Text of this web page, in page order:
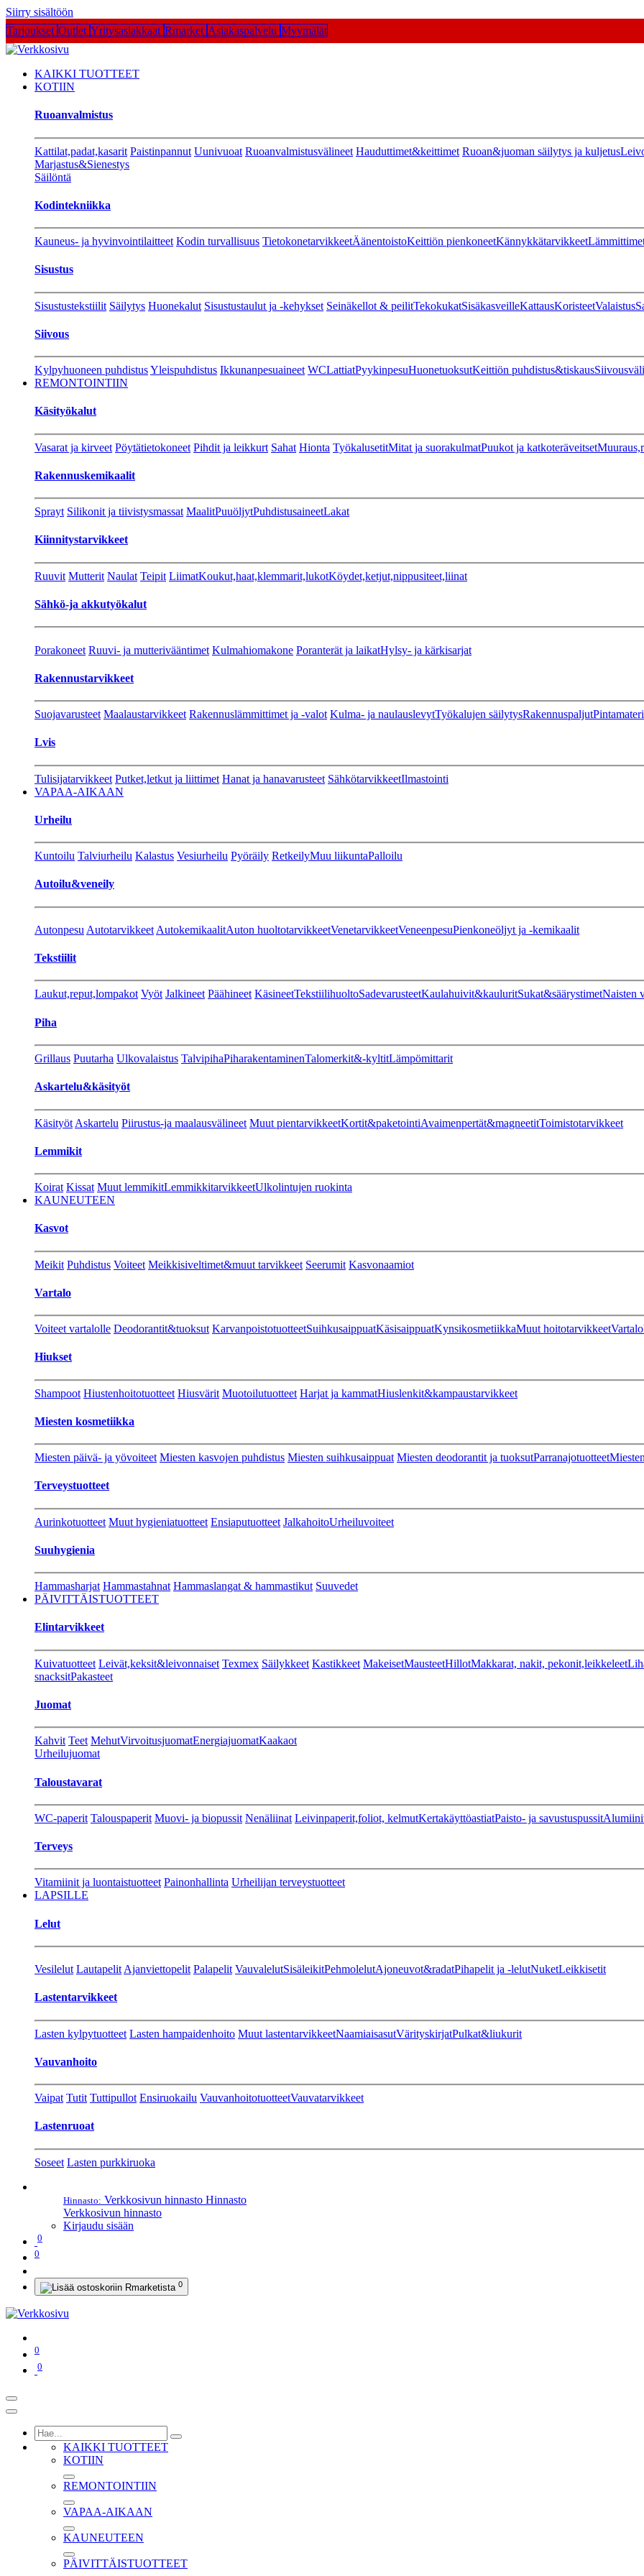
Siirry sisältöön
Tarjoukset Outlet Yritysasiakkaat Rmarket Asiakaspalvelu Myymälät
KAIKKI TUOTTEET
KOTIIN
Ruoanvalmistus
Kattilat,padat,kasarit Paistinpannut Uunivuoat Ruoanvalmistusvälineet Hauduttimet&keittimet Ruoan&juoman säilytys ja kuljetus
Marjastus&Sienestys
Säilöntä
Kodintekniikka
Kauneus- ja hyvinvointilaitteet Kodin turvallisuus TietokonetarvikkeetÄänentoistoKeittiön pienkoneetKännykkätarvikkeet
Sisustus
Sisustustekstiilit Säilytys Huonekalut Sisustustaulut ja -kehykset Seinäkellot & peilitTekokukatSisäkasveilleKattausKoristeetValaistus
Siivous
Kylpyhuoneen puhdistusYleispuhdistus Ikkunanpesuaineet WCLattiatPyykinpesuHuonetuoksutKeittiön puhdistus&tiskaus
REMONTOINTIIN
Käsityökalut
Vasarat ja kirveet Pöytätietokoneet Pihdit ja leikkurt Sahat Hionta TyökalusetitMitat ja suorakulmatPuukot ja katkoteräveitset
Rakennuskemikaalit
Sprayt Silikonit ja tiivistysmassat MaalitPuuöljytPuhdistusaineetLakat
Kiinnitystarvikkeet
Ruuvit Mutterit Naulat Teipit LiimatKoukut,haat,klemmarit,lukotKöydet,ketjut,nippusiteet,liinat
Sähkö-ja akkutyökalut
Porakoneet Ruuvi- ja mutterivääntimet Kulmahiomakone Poranterät ja laikatHylsy- ja kärkisarjat
Rakennustarvikkeet
Suojavarusteet Maalaustarvikkeet Rakennuslämmittimet ja -valot Kulma- ja naulauslevytTyökalujen säilytysRakennuspaljut
Lvis
Tulisijatarvikkeet Putket,letkut ja liittimet Hanat ja hanavarusteet SähkötarvikkeetIlmastointi
VAPAA-AIKAAN
Urheilu
Kuntoilu Talviurheilu Kalastus Vesiurheilu Pyöräily RetkeilyMuu liikuntaPalloilu
Autoilu&veneily
Autonpesu Autotarvikkeet AutokemikaalitAuton huoltotarvikkeetVenetarvikkeetVeneenpesuPienkoneöljyt ja -kemikaalit
Tekstiilit
Laukut,reput,lompakot Vyöt Jalkineet Päähineet KäsineetTekstiilihuoltoSadevarusteetKaulahuivit&kauluritSukat&säärystimetNaisten
Piha
Grillaus Puutarha Ulkovalaistus TalvipihaPiharakentaminenTalomerkit&-kyltitLämpömittarit
Askartelu&käsityöt
Käsityöt Askartelu Piirustus-ja maalausvälineet Muut pientarvikkeetKortit&paketointiAvaimenpertät&magneetitToimistotarvikkeet
Lemmikit
Koirat Kissat Muut lemmikitLemmikkitarvikkeetUlkolintujen ruokinta
KAUNEUTEEN
Kasvot
Meikit Puhdistus Voiteet Meikkisiveltimet&muut tarvikkeet Seerumit Kasvonaamiot
Vartalo
Voiteet vartalolle Deodorantit&tuoksut KarvanpoistotuotteetSuihkusaippuatKäsisaippuatKynsikosmetiikkaMuut hoitotarvikkeet
Hiukset
Shampoot Hiustenhoitotuotteet Hiusvärit Muotoilutuotteet Harjat ja kammatHiuslenkit&kampaustarvikkeet
Miesten kosmetiikka
Miesten päivä- ja yövoiteet Miesten kasvojen puhdistus Miesten suihkusaippuat Miesten deodorantit ja tuoksutParranajotuotteet
Terveystuotteet
Aurinkotuotteet Muut hygieniatuotteet Ensiaputuotteet JalkahoitoUrheiluvoiteet
Suuhygienia
Hammasharjat Hammastahnat Hammaslangat & hammastikut Suuvedet
PÄIVITTÄISTUOTTEET
Elintarvikkeet
Kuivatuotteet Leivät,keksit&leivonnaiset Texmex Säilykkeet Kastikkeet MakeisetMausteetHillotMakkarat, nakit, pekonit,leikkeleet
snacksitPakasteet
Juomat
Kahvit Teet MehutVirvoitusjuomatEnergiajuomatKaakaot
Urheilujuomat
Taloustavarat
WC-paperit Talouspaperit Muovi- ja biopussit Nenäliinat Leivinpaperit,foliot, kelmutKertakäyttöastiatPaisto- ja savustuspussit
Terveys
Vitamiinit ja luontaistuotteet Painonhallinta Urheilijan terveystuotteet
LAPSILLE
Lelut
Vesilelut Lautapelit Ajanviettopelit Palapelit VauvalelutSisäleikitPehmolelutAjoneuvot&radatPihapelit ja -lelutNuketLeikkisetit
Lastentarvikkeet
Lasten kylpytuotteet Lasten hampaidenhoito Muut lastentarvikkeetNaamiaisasutVärityskirjatPulkat&liukurit
Vauvanhoito
Vaipat Tutit Tuttipullot Ensiruokailu VauvanhoitotuotteetVauvatarvikkeet
Lastenruoat
Soseet Lasten purkkiruoka
Hinnasto: Verkkosivun hinnasto Hinnasto
Verkkosivun hinnasto
Kirjaudu sisään
0
0
0
0
0
KAIKKI TUOTTEET
KOTIIN
REMONTOINTIIN
VAPAA-AIKAAN
KAUNEUTEEN
PÄIVITTÄISTUOTTEET